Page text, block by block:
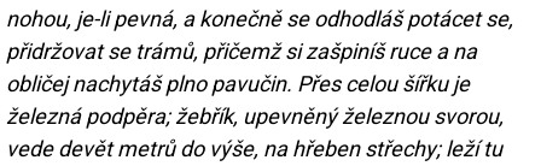
nohou, je-li pevná, a konečně se odhodláš potácet se,
přidržovat se trámů, přičemž si zašpiníš ruce a na
obličej nachytáš plno pavučin. Přes celou šířku je
železná podpěra; žebřík, upevněný železnou svorou,
vede devět metrů do výše, na hřeben střechy; leží tu